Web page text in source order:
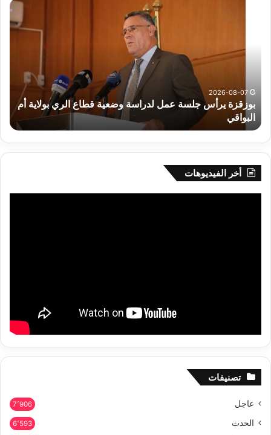
لدراسة
الري
بولاية
البواقي
2026-08-07
بوزقزة يرأس جلسة عمل لدراسة وضعية قطاع الري بولاية أم
البواقي
أخر الفيديوهات
تصنيفات
عاجل 7٬906
الحدث 6٬593